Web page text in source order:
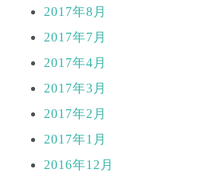
2017年8月
2017年7月
2017年4月
2017年3月
2017年2月
2017年1月
2016年12月